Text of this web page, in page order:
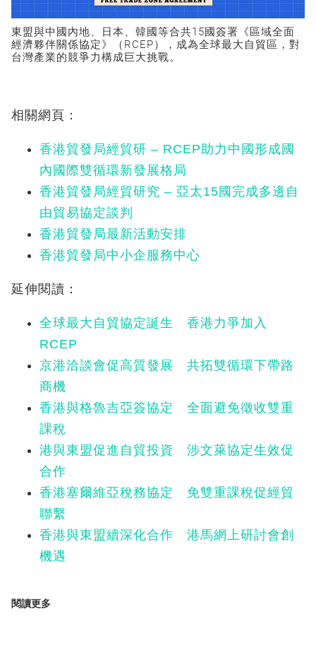
東盟與中國內地、日本、韓國等合共15國簽署《區域全面
經濟夥伴關係協定》（RCEP），成為全球最大自貿區，對
台灣產業的競爭力構成巨大挑戰。
相關網頁：
香港貿發局經貿研 – RCEP助力中國形成國
內國際雙循環新發展格局
香港貿發局經貿研究 – 亞太15國完成多邊自
由貿易協定談判
香港貿發局最新活動安排
香港貿發局中小企服務中心
延伸閱讀：
全球最大自貿協定誕生 香港力爭加入
RCEP
京港洽談會促高質發展 共拓雙循環下帶路
商機
香港與格魯吉亞簽協定 全面避免徵收雙重
課稅
港與東盟促進自貿投資 涉文萊協定生效促
合作
香港塞爾維亞稅務協定 免雙重課稅促經貿
聯繫
香港與東盟續深化合作 港馬網上研討會創
機遇
閱讀更多